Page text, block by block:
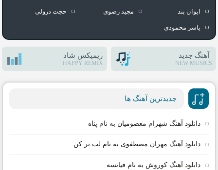
آهنگ جدید
NEW MUSICS
ریمیکس شاد
HAPPY REMIX
جدیدترین آهنگ ها
دانلود آهنگ شهرام معصومیان به نام پناه
دانلود آهنگ مهران مصطفوی به نام لب تر کن
دانلود آهنگ کوروش به نام فیانسه
ایوان بند مجید رضوی حجت درولی
یاسر محمودی